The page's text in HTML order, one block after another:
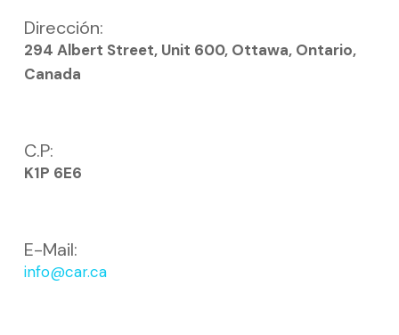
Dirección:
294 Albert Street, Unit 600, Ottawa, Ontario,
Canada
C.P:
K1P 6E6
E-Mail:
info@car.ca